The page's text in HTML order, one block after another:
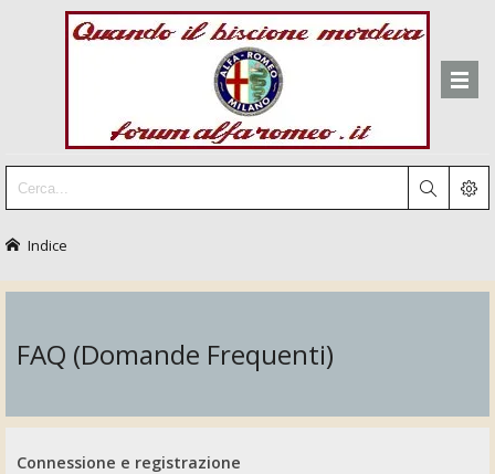
Indice
FAQ (Domande Frequenti)
Connessione e registrazione